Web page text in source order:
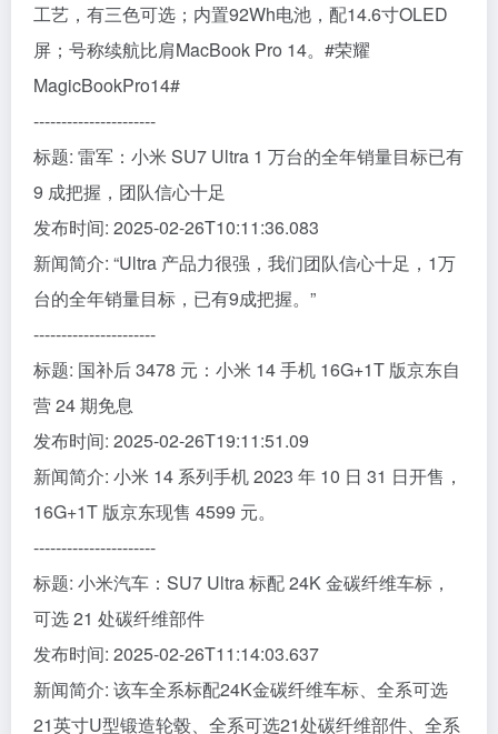
工艺，有三色可选；内置92Wh电池，配14.6寸OLED
屏；号称续航比肩MacBook Pro 14。#荣耀
MagicBookPro14#
----------------------
标题: 雷军：小米 SU7 Ultra 1 万台的全年销量目标已有
9 成把握，团队信心十足
发布时间: 2025-02-26T10:11:36.083
新闻简介: “Ultra 产品力很强，我们团队信心十足，1万
台的全年销量目标，已有9成把握。”
----------------------
标题: 国补后 3478 元：小米 14 手机 16G+1T 版京东自
营 24 期免息
发布时间: 2025-02-26T19:11:51.09
新闻简介: 小米 14 系列手机 2023 年 10 日 31 日开售，
16G+1T 版京东现售 4599 元。
----------------------
标题: 小米汽车：SU7 Ultra 标配 24K 金碳纤维车标，
可选 21 处碳纤维部件
发布时间: 2025-02-26T11:14:03.637
新闻简介: 该车全系标配24K金碳纤维车标、全系可选
21英寸U型锻造轮毂、全系可选21处碳纤维部件、全系